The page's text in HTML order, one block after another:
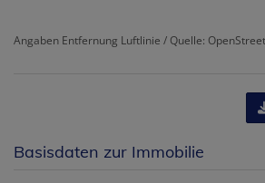
Angaben Entfernung Luftlinie / Quelle:
Basisdaten zur Immobilie